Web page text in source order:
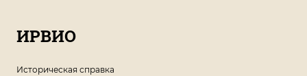
ИРВИО
Историческая справка